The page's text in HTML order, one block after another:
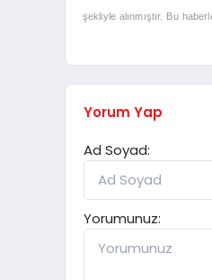
şekliyle alınmıştır. Bu
Yorum Yap
Ad Soyad:
Yorumunuz: